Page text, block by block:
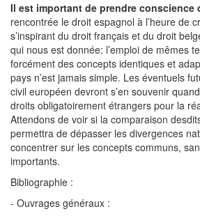
Il est important de prendre conscience
rencontrée le droit espagnol à l’heure de
s’inspirant du droit français et du droit
qui nous est donnée: l’emploi de mêmes
forcément des concepts identiques et
pays n’est jamais simple. Les éventuels
civil européen devront s’en souvenir
droits obligatoirement étrangers pour la
Attendons de voir si la comparaison
permettra de dépasser les divergences
concentrer sur les concepts communs,
importants.
Bibliographie :
- Ouvrages généraux :